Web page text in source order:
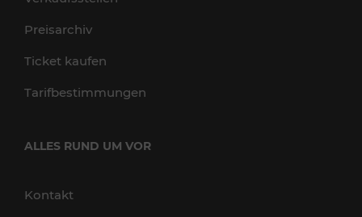
Preisarchiv
Ticket kaufen
Tarifbestimmungen
ALLES RUND UM VOR
Kontakt